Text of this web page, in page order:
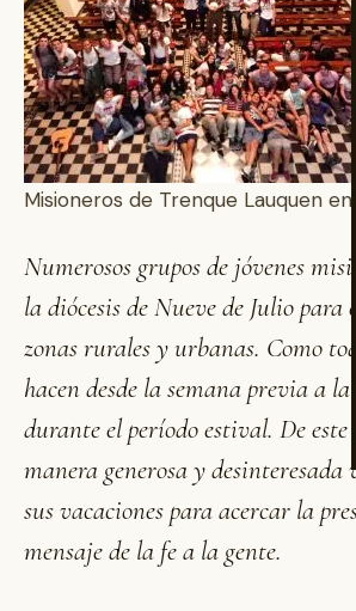
Misioneros de Trenque Lauquen en
Numerosos grupos de jóvenes
la diócesis de Nueve de Julio para
zonas rurales y urbanas. Como
hacen desde la semana previa a
durante el período estival. De este
manera generosa y
sus vacaciones para acercar la
mensaje de la fe a la gente.